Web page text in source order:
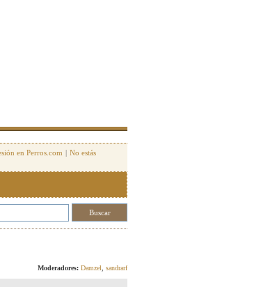
| No estás
Moderadores: Damzel sandrarf